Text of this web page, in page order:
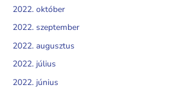
2022. október
2022. szeptember
2022. augusztus
2022. július
2022. június